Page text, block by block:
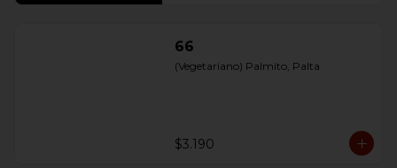
66
(Vegetariano) Palmito, Palta
$3.190